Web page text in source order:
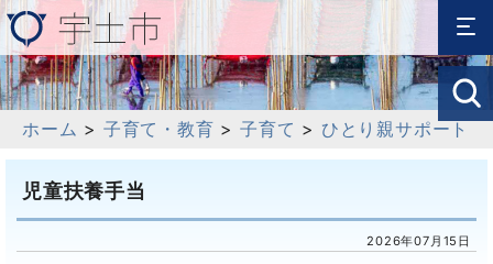
ホーム > 子育て・教育 >子育て > ひとり親サポート
児童扶養手当
2026年07月15日